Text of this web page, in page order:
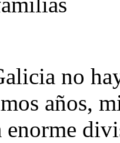
no
años,
enorme